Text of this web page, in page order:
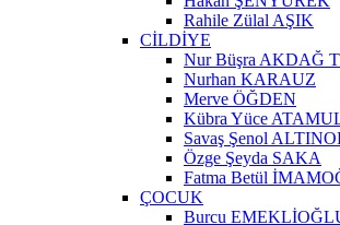
Rahile Zülal AŞIK
CİLDİYE
Nur Büşra AKDAĞ
Nurhan KARAUZ
Merve ÖĞDEN
Kübra Yüce
Savaş Şenol
Özge Şeyda SAKA
Fatma Betül
ÇOCUK
Burcu